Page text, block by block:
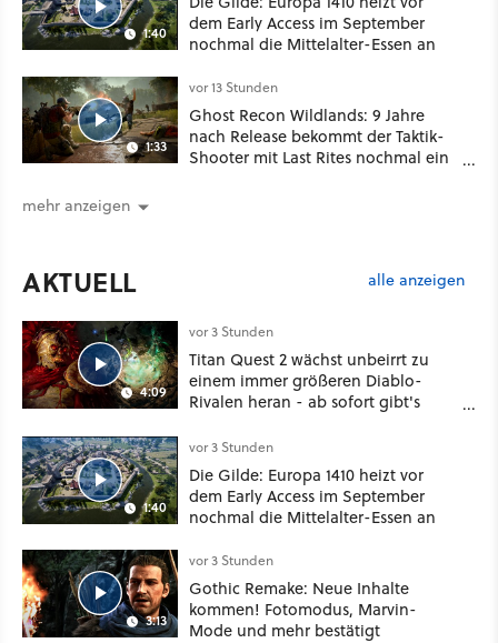
1:40
dem Early Access im September
nochmal die Mittelalter-Essen an
1:33
vor 13 Stunden
Ghost Recon Wildlands: 9 Jahre
nach Release bekommt der Taktik-
Shooter mit Last Rites nochmal ein
mehr anzeigen
AKTUELL alle anzeigen
4:09
vor 3 Stunden
Titan Quest 2 wächst unbeirrt zu
einem immer größeren Diablo-
Rivalen heran - ab sofort gibt's
Klasse
1:40
vor 3 Stunden
Die Gilde: Europa 1410 heizt vor
dem Early Access im September
nochmal die Mittelalter-Essen an
3:13
vor 3 Stunden
Gothic Remake: Neue Inhalte
kommen! Fotomodus, Marvin-
Mode und mehr bestätigt